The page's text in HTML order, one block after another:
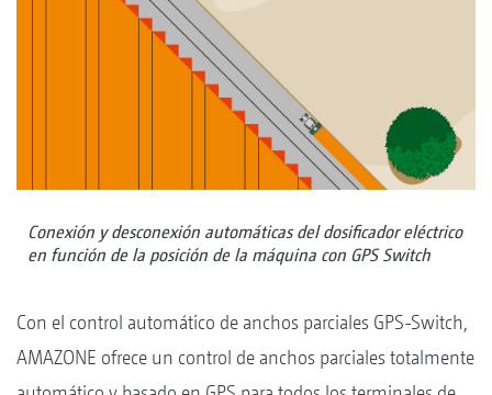
Conexión y desconexión automáticas del dosificador eléctrico
en función de la posición de la máquina con GPS Switch
Con el control automático de anchos parciales GPS-Switch,
AMAZONE ofrece un control de anchos parciales totalmente